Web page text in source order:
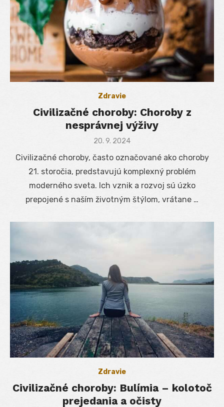
Zdravie
Civilizačné choroby: Choroby z
nesprávnej výživy
Posted
20. 9. 2024
Civilizačné choroby, často označované ako choroby
21. storočia, predstavujú komplexný problém
moderného sveta. Ich vznik a rozvoj sú úzko
prepojené s naším životným štýlom, vrátane …
Zdravie
Civilizačné choroby: Bulímia – kolotoč
prejedania a očisty